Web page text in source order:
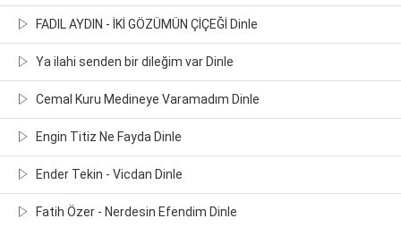
FADIL AYDIN - İKİ GÖZÜMÜN ÇİÇEĞİ Dinle
Ya ilahi senden bir dileğim var Dinle
Cemal Kuru Medineye Varamadım Dinle
Engin Titiz Ne Fayda Dinle
Ender Tekin - Vicdan Dinle
Fatih Özer - Nerdesin Efendim Dinle